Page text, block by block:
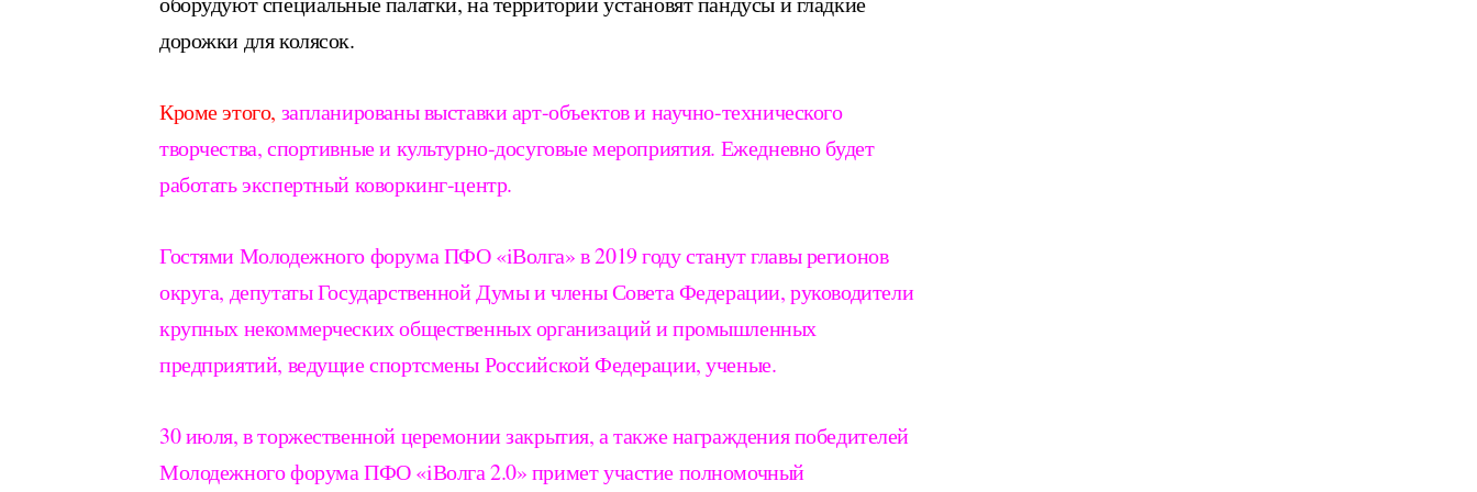
дорожки для колясок.
Кроме этого, запланированы выставки арт-объектов и научно-технического
творчества, спортивные и культурно-досуговые мероприятия. Ежедневно будет
работать экспертный коворкинг-центр.
Гостями Молодежного форума ПФО «iВолга» в 2019 году станут главы регионов
округа, депутаты Государственной Думы и члены Совета Федерации, руководители
крупных некоммерческих общественных организаций и промышленных
предприятий, ведущие спортсмены Российской Федерации, ученые.
30 июля, в торжественной церемонии закрытия, а также награждения победителей
Молодежного форума ПФО «iВолга 2.0» примет участие полномочный